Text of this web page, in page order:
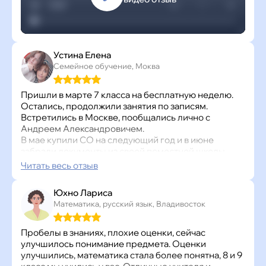
Устина Елена
Семейное обучение, Моква
Пришли в марте 7 класса на бесплатную неделю.
Остались, продолжили занятия по записям.
Встретились в Москве, пообщались лично с
Андреем Александровичем.
В мае купили СО на следующий год и в июне
забрали документы из своей поместной школы.
Прислали документы для прикрепления в
предметам: алгебра, геометрия, физика.
Вчера прошла тестирование: математика все 3
теста на отлично, физика 4 и 5.
Это нас порадовало очень сильно!!!
Дочь говорит, что уроки всё по косточкам проходят,
она понимает и запоминает. Мне спокойно,
Читать весь отзыв
Юхно Лариса
Математика, русский язык, Владивосток
Пробелы в знаниях, плохие оценки, сейчас
улучшилось понимание предмета. Оценки
улучшились, математика стала более понятна, 8 и 9